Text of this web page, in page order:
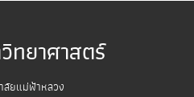
ทยาศาสตร์
ลัยแม่ฟ้าหลวง